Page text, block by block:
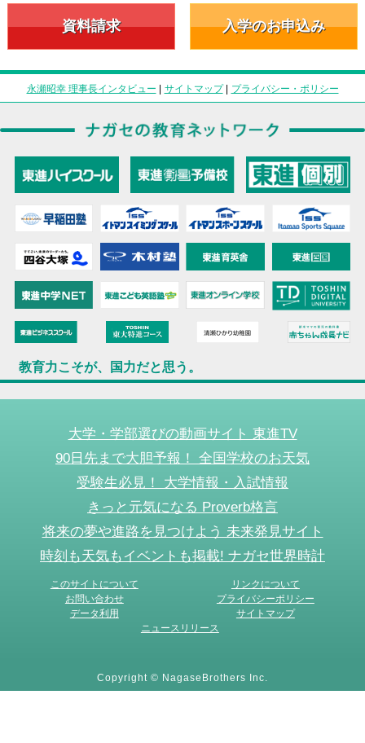
資料請求 入学のお申込み
永瀬昭幸 理事長インタビュー | サイトマップ| プライバシー・ポリシー
教育力こそが、国力だと思う。
大学・学部選びの動画サイト 東進TV
90日先まで大胆予報！ 全国学校のお天気
受験生必見！ 大学情報・入試情報
きっと元気になる Proverb格言
将来の夢や進路を見つけよう 未来発見サイト
時刻も天気もイベントも掲載! ナガセ世界時計
このサイトについて
リンクについて
お問い合わせ
プライバシーポリシー
データ利用
サイトマップ
ニュースリリース
Copyright © NagaseBrothers Inc.